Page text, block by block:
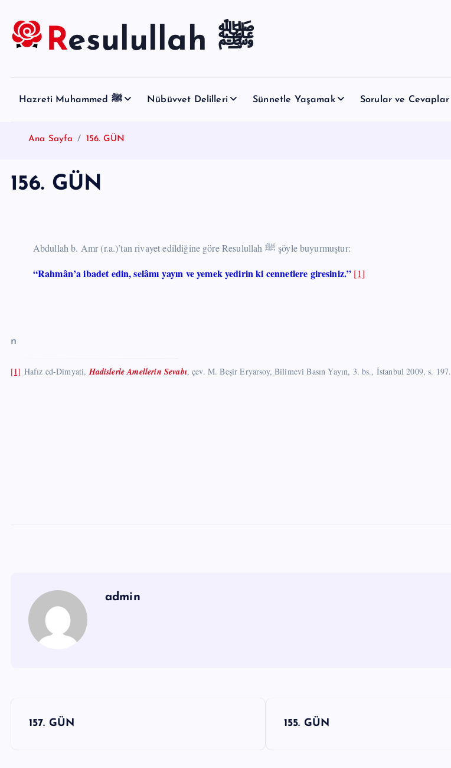
Resulullah ﷺ
Hazreti Muhammed ﷺ Nübüvvet Delilleri Sünnetle Yaşamak Sorular ve Cevaplar
Ana Sayfa 156. GÜN
156. GÜN
Abdullah b. Amr (r.a.)’tan rivayet edildiğine göre Resulullah ﷺ şöyle buyurmuştur:
“Rahmân’a ibadet edin, selâmı yayın ve yemek yedirin ki cennetlere giresiniz.” [1]
n
[1] Hafız ed-Dimyati,Hadislerle Amellerin Sevabı, çev. M. Beşir Eryarsoy, Bilimevi Basın Yayın, 3. bs., İstanbul 2009, s. 197.
admin
157. GÜN 155. GÜN